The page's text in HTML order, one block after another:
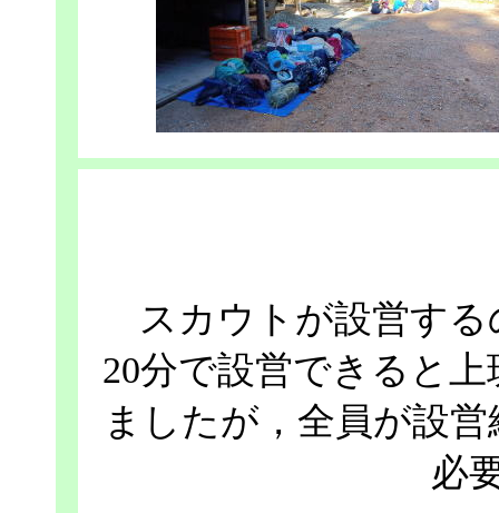
スカウトが設営す
20分で設営できると
ましたが，全員が設
必